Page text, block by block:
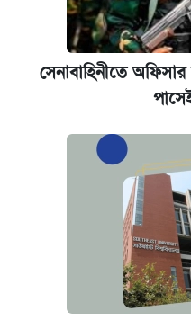
সেনাবাহিনীতে